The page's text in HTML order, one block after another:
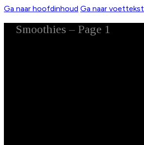
Ga naar hoofdinhoud Ga naar voettekst
Smoothies – Page 1